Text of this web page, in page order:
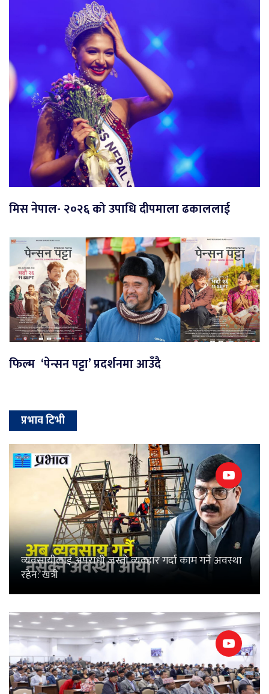
मिस नेपाल- २०२६ को उपाधि दीपमाला ढकाललाई
फिल्म ‘पेन्सन पट्टा’ प्रदर्शनमा आउँदै
प्रभाव टिभी
व्यवसायीलाई अपराधी जस्तो व्यवहार गर्दा काम गर्ने अवस्था
रहेन: खत्री